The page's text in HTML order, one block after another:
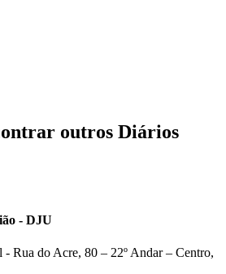
outros Diários
- DJU
Rua do Acre, 80 – 22º Andar – Centro,